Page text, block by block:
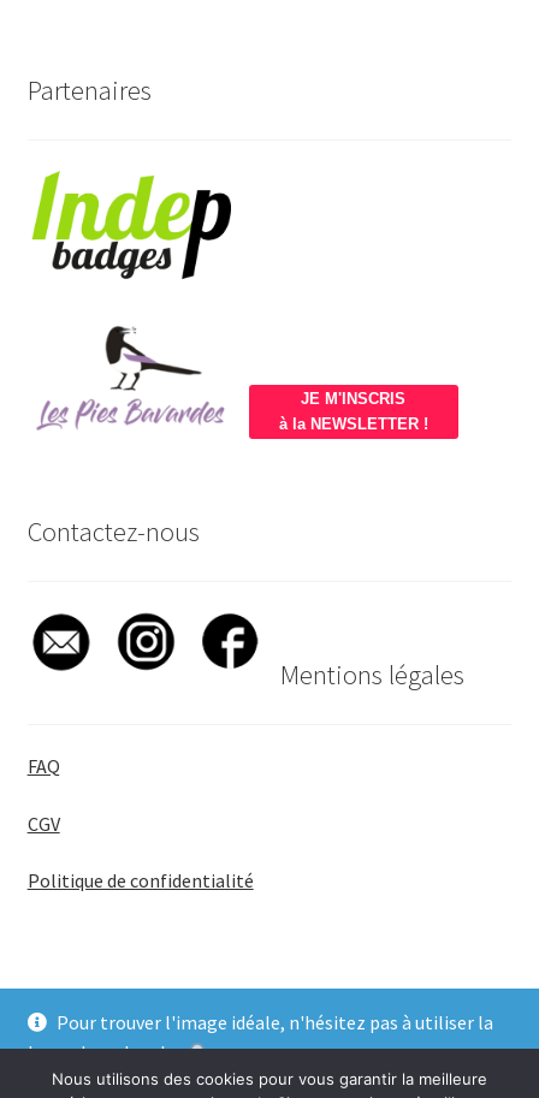
Pour trouver l'image idéale, n'hésitez pas à utiliser la
barre de recherche
Ignorer
Partenaires
JE M'INSCRIS
à la NEWSLETTER !
Contactez-nous
Mentions légales
FAQ
CGV
Politique de confidentialité
© BadgeGirl® 2026
Nous utilisons des cookies pour vous garantir la meilleure